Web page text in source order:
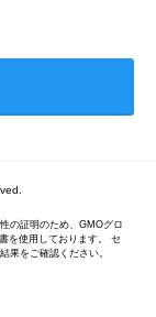
の証明のため、GMOグロ
を使用しております。 セ
果をご確認ください。